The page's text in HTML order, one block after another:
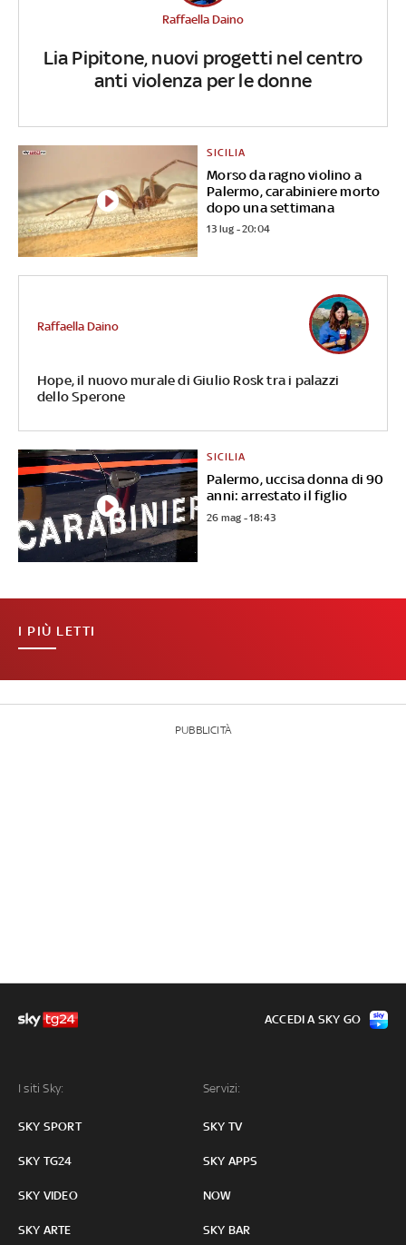
Lia Pipitone, nuovi progetti nel centro
anti violenza per le donne
Raffaella Daino
Morso da ragno violino a
Palermo, carabiniere morto
dopo una settimana
SICILIA
13 lug - 20:04
Hope, il nuovo murale di Giulio Rosk tra i palazzi
dello Sperone
Raffaella Daino
Palermo, uccisa donna di 90
anni: arrestato il figlio
SICILIA
26 mag - 18:43
I PIÙ LETTI
PUBBLICITÀ
I siti Sky:
SKY SPORT
SKY TG24
SKY VIDEO
SKY ARTE
Servizi:
SKY TV
SKY APPS
NOW
SKY BAR
ACCEDI A SKY GO